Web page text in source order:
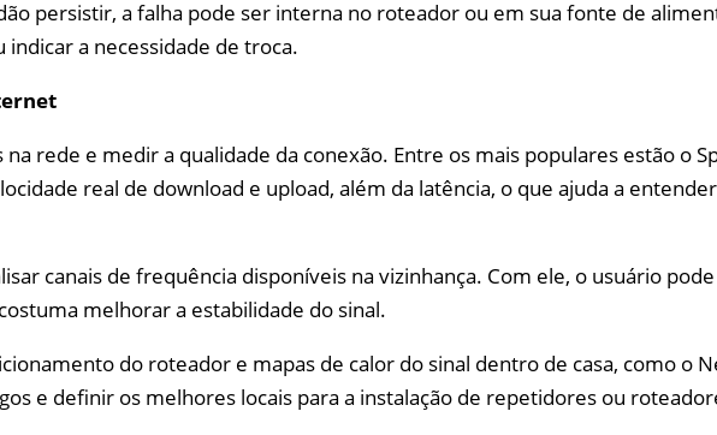
persistir, a falha pode ser interna no roteador ou em sua fonte de
a necessidade de troca.
rede e medir a qualidade da conexão. Entre os mais populares estão o
real de download e upload, além da latência, o que ajuda a
canais de frequência disponíveis na vizinhança. Com ele, o usuário
melhorar a estabilidade do sinal.
do roteador e mapas de calor do sinal dentro de casa, como o
e definir os melhores locais para a instalação de repetidores ou